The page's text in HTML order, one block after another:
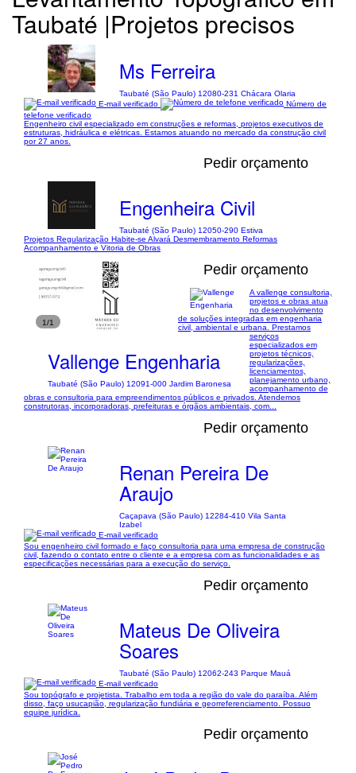
Taubaté |Projetos precisos
Ms Ferreira
Taubaté (São Paulo) 12080-231 Chácara Olaria
E-mail verificado
Número de
telefone verificado
Engenheiro civil especializado em construções e reformas, projetos executivos de
estruturas, hidráulica e elétricas. Estamos atuando no mercado da construção civil
por 27 anos.
Pedir orçamento
Engenheira Civil
Taubaté (São Paulo) 12050-290 Estiva
Projetos Regularização Habite-se Alvará Desmembramento Reformas
Acompanhamento e Vitoria de Obras
1/1
Pedir orçamento
Vallenge Engenharia
Taubaté (São Paulo) 12091-000 Jardim Baronesa
A vallenge consultoria,
projetos e obras atua
no desenvolvimento
de soluções integradas em engenharia
civil, ambiental e urbana. Prestamos
serviços
especializados em
projetos técnicos,
regularizações,
licenciamentos,
planejamento urbano,
acompanhamento de
obras e consultoria para empreendimentos públicos e privados. Atendemos
construtoras, incorporadoras, prefeituras e órgãos ambientais, com...
Pedir orçamento
Renan Pereira De
Araujo
Caçapava (São Paulo) 12284-410 Vila Santa
Izabel
E-mail verificado
Sou engenheiro civil formado e faço consultoria para uma empresa de construção
civil, fazendo o contato entre o cliente e a empresa com as funcionalidades e as
especificações necessárias para a execução do serviço.
Pedir orçamento
Mateus De Oliveira
Soares
Taubaté (São Paulo) 12062-243 Parque Mauá
E-mail verificado
Sou topógrafo e projetista. Trabalho em toda a região do vale do paraíba. Além
disso, faço usucapião, regularização fundiária e georreferenciamento. Possuo
equipe jurídica.
Pedir orçamento